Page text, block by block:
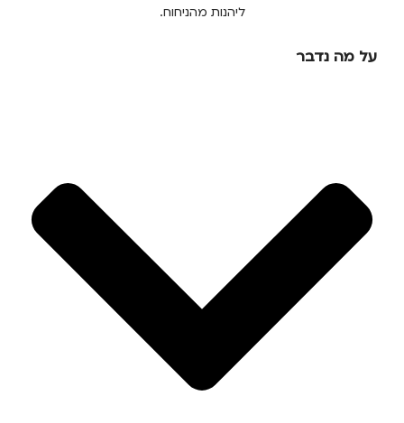
ליהנות מהניחוח.
על מה נדבר